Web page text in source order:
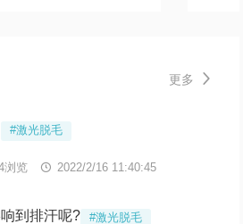
更多 
#激光脱毛
浏览  2022/2/16 11:40:45
到排汗呢? #激光脱毛